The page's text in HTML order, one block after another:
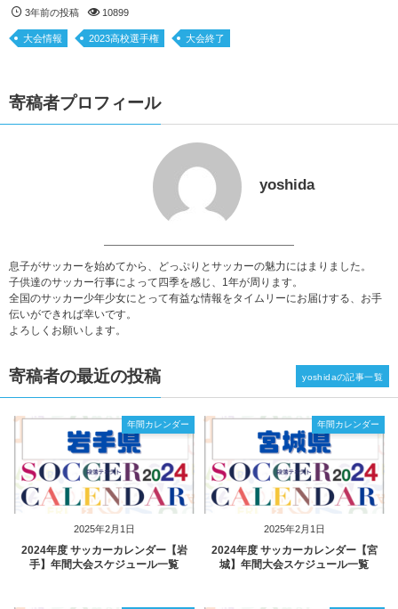
3年前の投稿 10899
大会情報 2023高校選手権 大会終了
寄稿者プロフィール
yoshida
息子がサッカーを始めてから、どっぷりとサッカーの魅力にはまりました。
子供達のサッカー行事によって四季を感じ、1年が周ります。
全国のサッカー少年少女にとって有益な情報をタイムリーにお届けする、お手
伝いができれば幸いです。
よろしくお願いします。
寄稿者の最近の投稿
2025年2月1日
年間カレンダー
2024年度 サッカーカレンダー【岩
手】年間大会スケジュール一覧
2025年2月1日
年間カレンダー
2024年度 サッカーカレンダー【宮
城】年間大会スケジュール一覧
yoshidaの記事一覧